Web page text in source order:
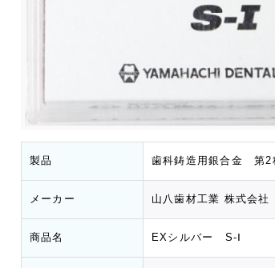
製品 歯科鋳造用銀合金 第2
メーカー 山八歯材工業 株式会社
商品名 EXシルバー S-Ⅰ